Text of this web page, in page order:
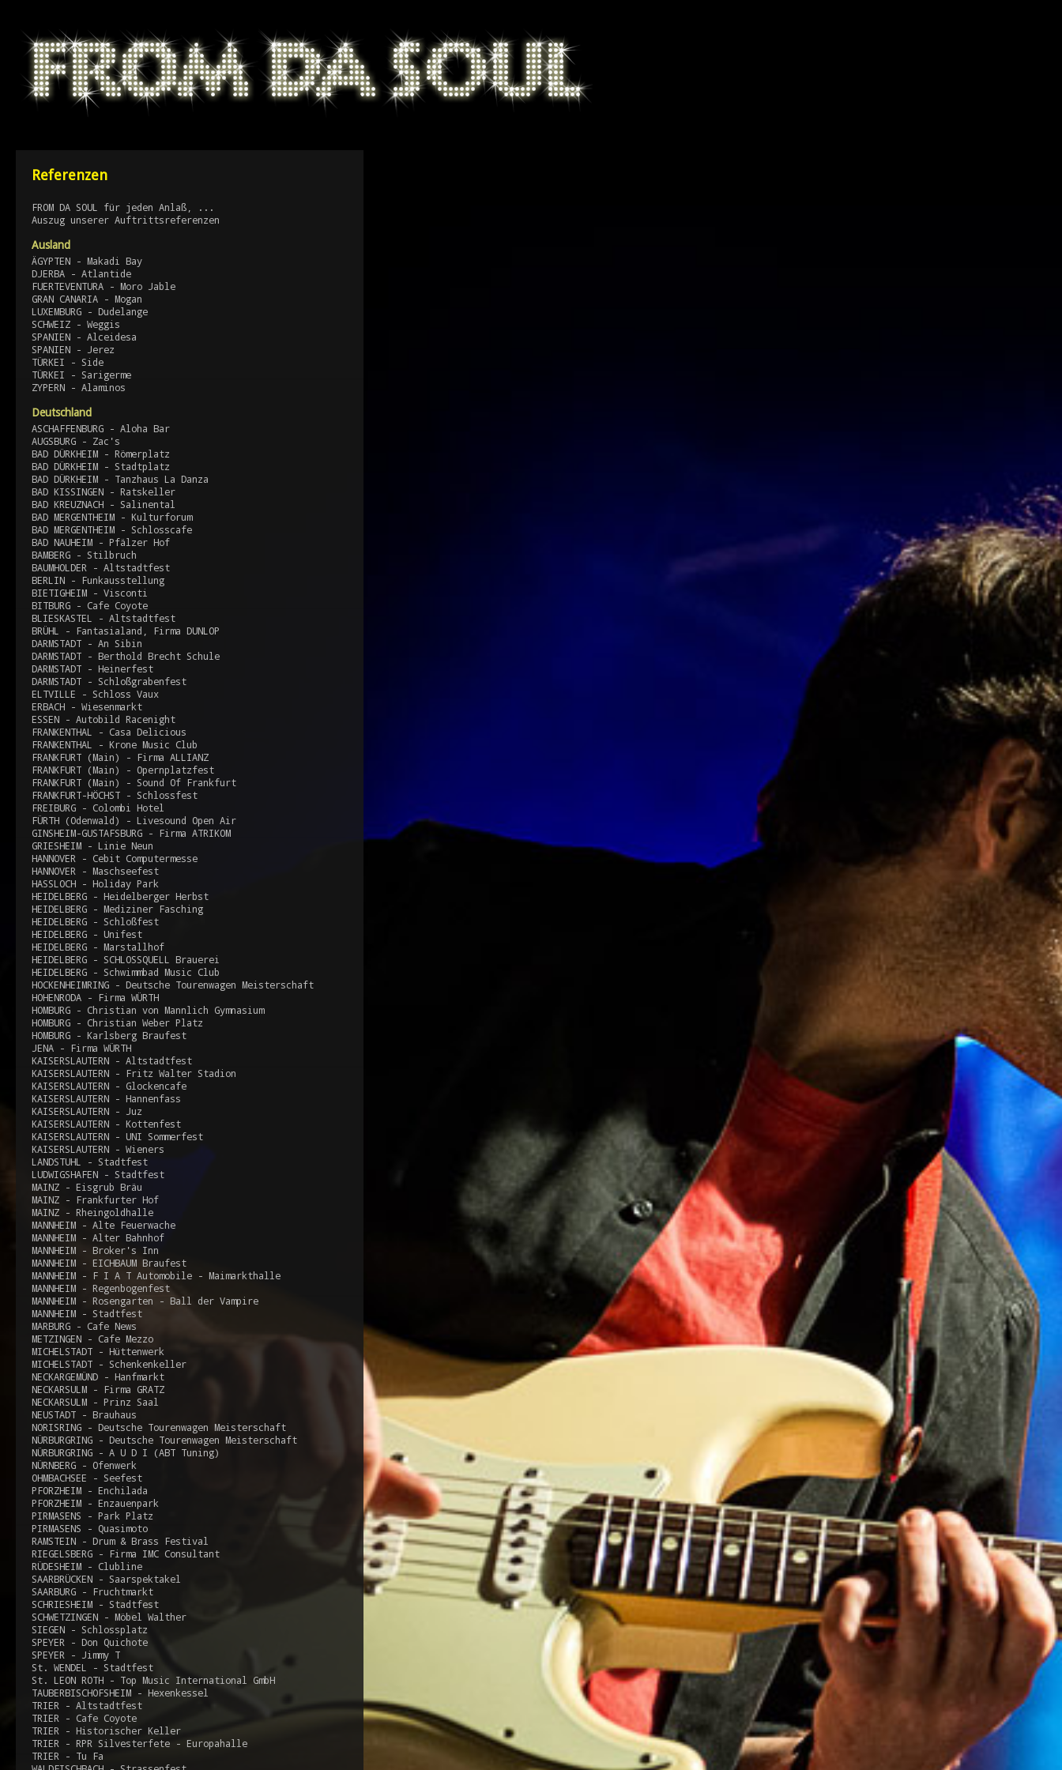
Referenzen
FROM DA SOUL für jeden Anlaß, ...
Auszug unserer Auftrittsreferenzen
Ausland
ÄGYPTEN - Makadi Bay
DJERBA - Atlantide
FUERTEVENTURA - Moro Jable
GRAN CANARIA - Mogan
LUXEMBURG - Dudelange
SCHWEIZ - Weggis
SPANIEN - Alceidesa
SPANIEN - Jerez
TÜRKEI - Side
TÜRKEI - Sarigerme
ZYPERN - Alaminos
Deutschland
ASCHAFFENBURG - Aloha Bar
AUGSBURG - Zac's
BAD DÜRKHEIM - Römerplatz
BAD DÜRKHEIM - Stadtplatz
BAD DÜRKHEIM - Tanzhaus La Danza
BAD KISSINGEN - Ratskeller
BAD KREUZNACH - Salinental
BAD MERGENTHEIM - Kulturforum
BAD MERGENTHEIM - Schlosscafe
BAD NAUHEIM - Pfälzer Hof
BAMBERG - Stilbruch
BAUMHOLDER - Altstadtfest
BERLIN - Funkausstellung
BIETIGHEIM - Visconti
BITBURG - Cafe Coyote
BLIESKASTEL - Altstadtfest
BRÜHL - Fantasialand, Firma DUNLOP
DARMSTADT - An Sibin
DARMSTADT - Berthold Brecht Schule
DARMSTADT - Heinerfest
DARMSTADT - Schloßgrabenfest
ELTVILLE - Schloss Vaux
ERBACH - Wiesenmarkt
ESSEN - Autobild Racenight
FRANKENTHAL - Casa Delicious
FRANKENTHAL - Krone Music Club
FRANKFURT (Main) - Firma ALLIANZ
FRANKFURT (Main) - Opernplatzfest
FRANKFURT (Main) - Sound Of Frankfurt
FRANKFURT-HÖCHST - Schlossfest
FREIBURG - Colombi Hotel
FÜRTH (Odenwald) - Livesound Open Air
GINSHEIM-GUSTAFSBURG - Firma ATRIKOM
GRIESHEIM - Linie Neun
HANNOVER - Cebit Computermesse
HANNOVER - Maschseefest
HASSLOCH - Holiday Park
HEIDELBERG - Heidelberger Herbst
HEIDELBERG - Mediziner Fasching
HEIDELBERG - Schloßfest
HEIDELBERG - Unifest
HEIDELBERG - Marstallhof
HEIDELBERG - SCHLOSSQUELL Brauerei
HEIDELBERG - Schwimmbad Music Club
HOCKENHEIMRING - Deutsche Tourenwagen Meisterschaft
HOHENRODA - Firma WÜRTH
HOMBURG - Christian von Mannlich Gymnasium
HOMBURG - Christian Weber Platz
HOMBURG - Karlsberg Braufest
JENA - Firma WÜRTH
KAISERSLAUTERN - Altstadtfest
KAISERSLAUTERN - Fritz Walter Stadion
KAISERSLAUTERN - Glockencafe
KAISERSLAUTERN - Hannenfass
KAISERSLAUTERN - Juz
KAISERSLAUTERN - Kottenfest
KAISERSLAUTERN - UNI Sommerfest
KAISERSLAUTERN - Wieners
LANDSTUHL - Stadtfest
LUDWIGSHAFEN - Stadtfest
MAINZ - Eisgrub Bräu
MAINZ - Frankfurter Hof
MAINZ - Rheingoldhalle
MANNHEIM - Alte Feuerwache
MANNHEIM - Alter Bahnhof
MANNHEIM - Broker's Inn
MANNHEIM - EICHBAUM Braufest
MANNHEIM - F I A T Automobile - Maimarkthalle
MANNHEIM - Regenbogenfest
MANNHEIM - Rosengarten - Ball der Vampire
MANNHEIM - Stadtfest
MARBURG - Cafe News
METZINGEN - Cafe Mezzo
MICHELSTADT - Hüttenwerk
MICHELSTADT - Schenkenkeller
NECKARGEMÜND - Hanfmarkt
NECKARSULM - Firma GRATZ
NECKARSULM - Prinz Saal
NEUSTADT - Brauhaus
NORISRING - Deutsche Tourenwagen Meisterschaft
NÜRBURGRING - Deutsche Tourenwagen Meisterschaft
NÜRBURGRING - A U D I (ABT Tuning)
NÜRNBERG - Ofenwerk
OHMBACHSEE - Seefest
PFORZHEIM - Enchilada
PFORZHEIM - Enzauenpark
PIRMASENS - Park Platz
PIRMASENS - Quasimoto
RAMSTEIN - Drum & Brass Festival
RIEGELSBERG - Firma IMC Consultant
RÜDESHEIM - Clubline
SAARBRÜCKEN - Saarspektakel
SAARBURG - Fruchtmarkt
SCHRIESHEIM - Stadtfest
SCHWETZINGEN - Möbel Walther
SIEGEN - Schlossplatz
SPEYER - Don Quichote
SPEYER - Jimmy T
St. WENDEL - Stadtfest
St. LEON ROTH - Top Music International GmbH
TAUBERBISCHOFSHEIM - Hexenkessel
TRIER - Altstadtfest
TRIER - Cafe Coyote
TRIER - Historischer Keller
TRIER - RPR Silvesterfete - Europahalle
TRIER - Tu Fa